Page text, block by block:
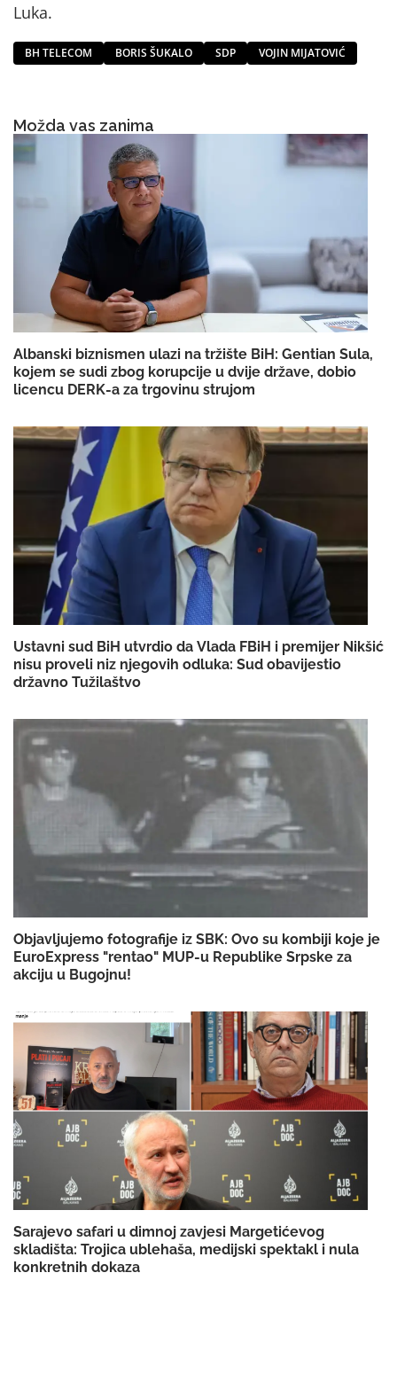
Luka.
BH TELECOM BORIS ŠUKALO SDP VOJIN MIJATOVIĆ
Možda vas zanima
Albanski biznismen ulazi na tržište BiH: Gentian Sula,
kojem se sudi zbog korupcije u dvije države, dobio
licencu DERK-a za trgovinu strujom
Ustavni sud BiH utvrdio da Vlada FBiH i premijer Nikšić
nisu proveli niz njegovih odluka: Sud obavijestio
državno Tužilaštvo
Objavljujemo fotografije iz SBK: Ovo su kombiji koje je
EuroExpress "rentao" MUP-u Republike Srpske za
akciju u Bugojnu!
Sarajevo safari u dimnoj zavjesi Margetićevog
skladišta: Trojica ublehaša, medijski spektakl i nula
konkretnih dokaza